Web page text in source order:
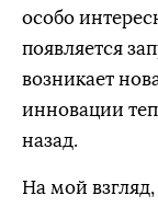
особо
появляется
возникает
инновации
назад.
На мой